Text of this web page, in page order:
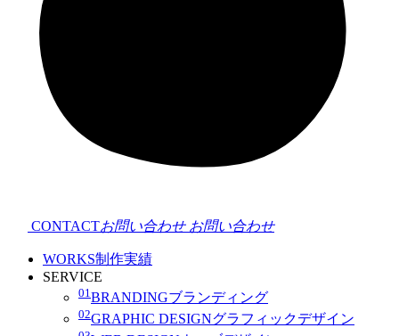
CONTACTお問い合わせ お問い合わせ
WORKS制作実績
SERVICE
01 BRANDINGブランディング
02GRAPHIC DESIGNグラフィックデザイン